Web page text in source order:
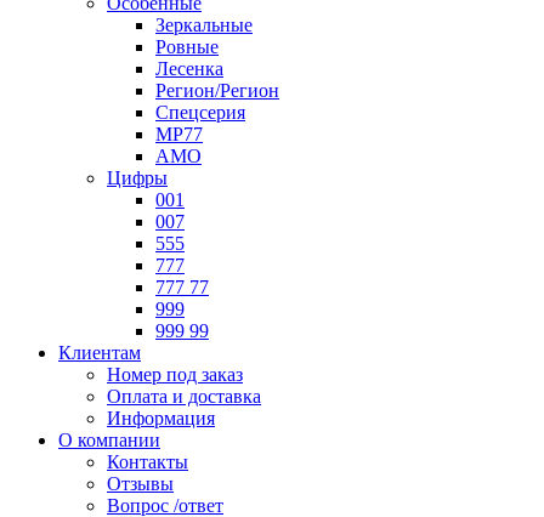
Зеркальные
Ровные
Лесенка
Регион/Регион
Спецсерия
МР77
АМО
Цифры
001
007
555
777
777 77
999
999 99
Клиентам
Номер под заказ
Оплата и доставка
Информация
О компании
Контакты
Отзывы
Вопрос /ответ